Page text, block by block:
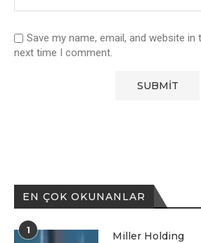
Save my name, email, and website
next time I comment.
EN ÇOK OKUNANLAR
1 Miller Holding